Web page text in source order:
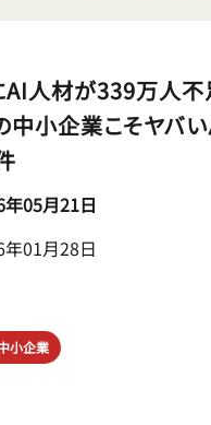
人材が339万人不
中小企業こそヤバ
05月21日
01月28日
小企業